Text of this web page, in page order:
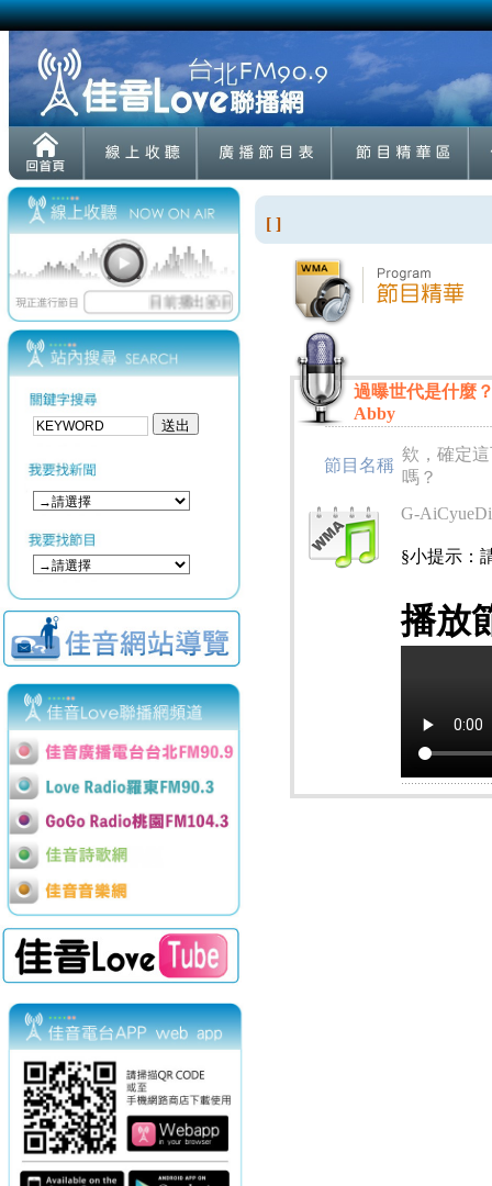
[ ]
過曝世代是什麼
Abby
節目名稱
欸，確定
嗎？
G-
§小提示：
播放